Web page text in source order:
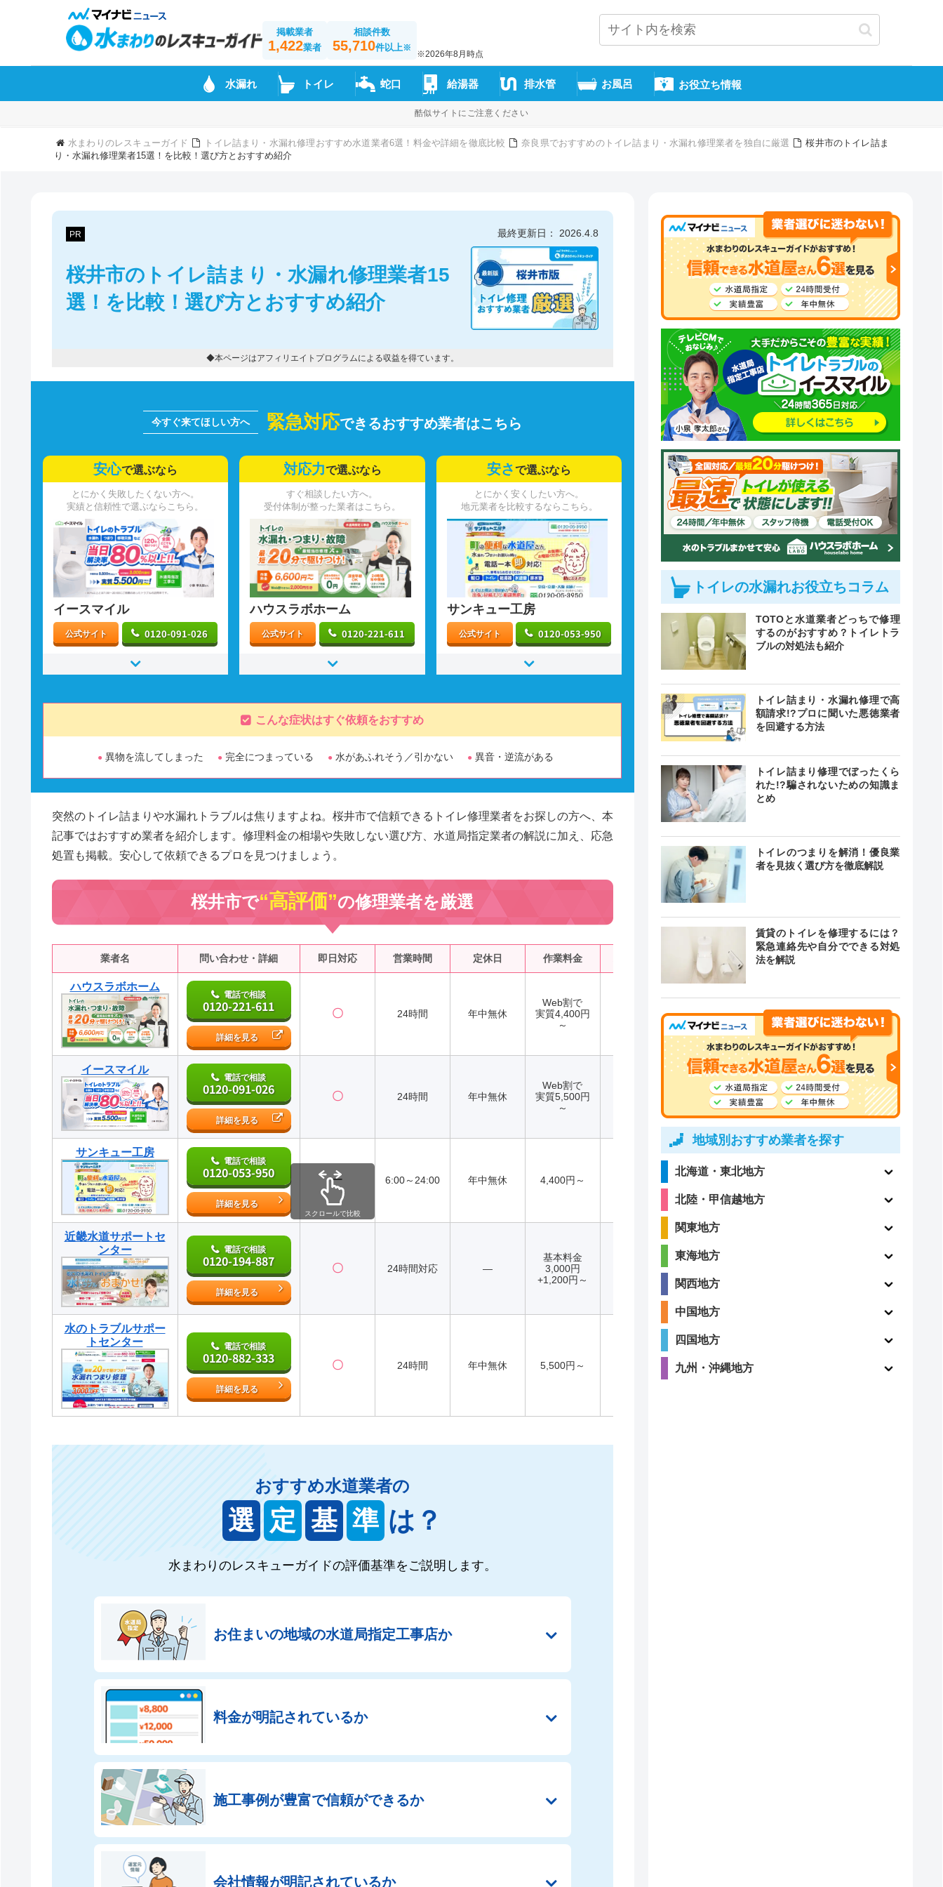
掲載業者
1,422業者
相談件数
55,710件以上※
※2026年8月時点
水漏れ トイレ 蛇口 給湯器 排水管 お風呂 お役立ち情報
酷似サイトにご注意ください
水まわりのレスキューガイド トイレ詰まり・水漏れ修理おすすめ水道業者6選！料金や詳細を徹底比較 奈良県でおすすめのトイレ詰まり・水漏れ修理業者を独自に厳選
桜井市のトイレ詰ま
り・水漏れ修理業者15選！を比較！選び方とおすすめ紹介
PR
桜井市のトイレ詰まり・水漏れ修理業者15
選！を比較！選び方とおすすめ紹介
最終更新日： 2026.4.8
◆本ページはアフィリエイトプログラムによる収益を得ています。
緊急対応できるおすすめ業者はこちら
安心で選ぶなら
とにかく失敗したくない方へ。
実績と信頼性で選ぶならこちら。
イースマイル
公式サイト 0120-091-026
対応力で選ぶなら
すぐ相談したい方へ。
受付体制が整った業者はこちら。
ハウスラボホーム
公式サイト 0120-221-611
安さで選ぶなら
とにかく安くしたい方へ。
地元業者を比較するならこちら。
サンキュー工房
公式サイト 0120-053-950
こんな症状はすぐ依頼をおすすめ
異物を流してしまった 完全につまっている 水があふれそう／引かない 異音・逆流がある
突然のトイレ詰まりや水漏れトラブルは焦りますよね。桜井市で信頼できるトイレ修理業者をお探しの方へ、本
記事ではおすすめ業者を紹介します。修理料金の相場や失敗しない選び方、水道局指定業者の解説に加え、応急
処置も掲載。安心して依頼できるプロを見つけましょう。
桜井市で“高評価”の修理業者を厳選
業者名 問い合わせ・詳細 即日対応 営業時間 定休日 作業料金 クチコミ
ハウスラボホーム
電話で相談
0120-221-611
詳細を見る
〇 24時間 年中無休
Web割で
実質4,400円
～
ー
イースマイル
電話で相談
0120-091-026
詳細を見る
〇 24時間 年中無休
Web割で
実質5,500円
～
4.1
（198件）
サンキュー工房
電話で相談
0120-053-950
詳細を見る
ー 6:00～24:00 年中無休 4,400円～
5
（1件）
近畿水道サポートセ
ンター
電話で相談
0120-194-887
詳細を見る
〇 24時間対応 ―
基本料金
3,000円
+1,200円～
4.7
（224件）
水のトラブルサポー
トセンター
電話で相談
0120-882-333
詳細を見る
〇 24時間 年中無休 5,500円～
スクロールで比較
おすすめ水道業者の
選 定 基 準 は？
水まわりのレスキューガイドの評価基準をご説明します。
お住まいの地域の水道局指定工事店か
料金が明記されているか
施工事例が豊富で信頼ができるか
会社情報が明記されているか
トイレの水漏れお役立ちコラム
TOTOと水道業者どっちで修理
するのがおすすめ？トイレトラ
ブルの対処法も紹介
トイレ詰まり・水漏れ修理で高
額請求!?プロに聞いた悪徳業者
を回避する方法
トイレ詰まり修理でぼったくら
れた!?騙されないための知識ま
とめ
トイレのつまりを解消！優良業
者を見抜く選び方を徹底解説
賃貸のトイレを修理するには？
緊急連絡先や自分でできる対処
法を解説
地域別おすすめ業者を探す
北海道・東北地方
北陸・甲信越地方
関東地方
東海地方
関西地方
中国地方
四国地方
九州・沖縄地方